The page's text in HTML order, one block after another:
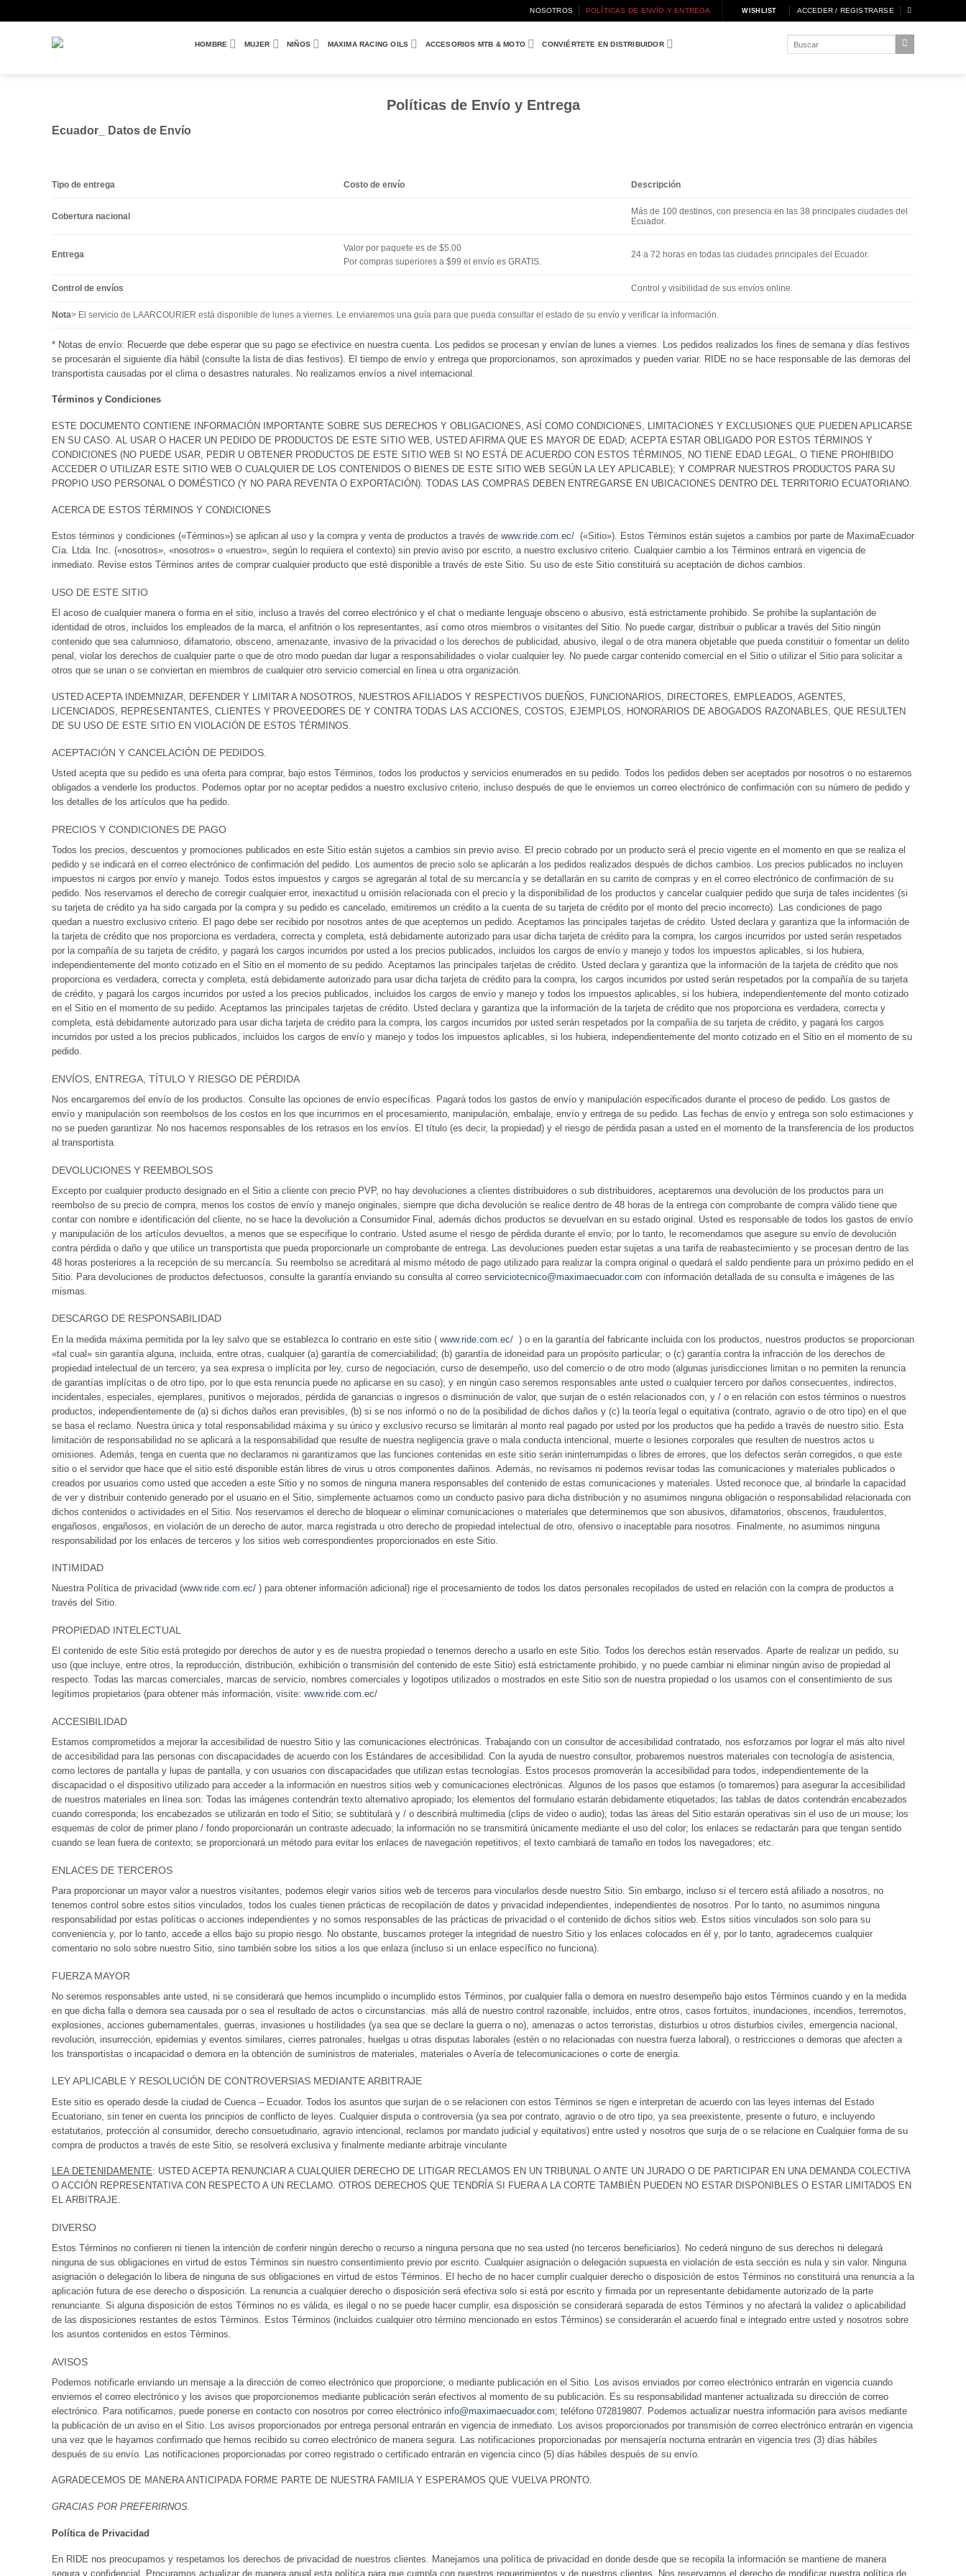
al
NOSOTROS POLÍTICAS DE ENVÍO Y ENTREGA WISHLIST ACCEDER / REGISTRARSE
HOMBRE MUJER NIÑOS MAXIMA RACING OILS ACCESORIOS MTB & MOTO CONVIÉRTETE EN DISTRIBUIDOR
por:
Políticas de Envío y Entrega
Ecuador_ Datos de Envío
Tipo de entrega Costo de envío Descripción
Cobertura nacional
Más de 100 destinos, con presencia en las 38 principales ciudades del
Ecuador.
Entrega
Valor por paquete es de $5.00
Por compras superiores a $99 el envío es GRATIS.
24 a 72 horas en todas las ciudades principales del Ecuador.
Control de envíos Control y visibilidad de sus envíos online.
Nota> El servicio de LAARCOURIER está disponible de lunes a viernes. Le enviaremos una guía para que pueda consultar el estado de su envío y verificar la información.
* Notas de envío: Recuerde que debe esperar que su pago se efectivice en nuestra cuenta. Los pedidos se procesan y envían de lunes a viernes. Los pedidos realizados los fines de semana y días festivos
se procesarán el siguiente día hábil (consulte la lista de días festivos). El tiempo de envío y entrega que proporcionamos, son aproximados y pueden variar. RIDE no se hace responsable de las demoras del
transportista causadas por el clima o desastres naturales. No realizamos envíos a nivel internacional.
Términos y Condiciones
ESTE DOCUMENTO CONTIENE INFORMACIÓN IMPORTANTE SOBRE SUS DERECHOS Y OBLIGACIONES, ASÍ COMO CONDICIONES, LIMITACIONES Y EXCLUSIONES QUE PUEDEN APLICARSE
EN SU CASO. AL USAR O HACER UN PEDIDO DE PRODUCTOS DE ESTE SITIO WEB, USTED AFIRMA QUE ES MAYOR DE EDAD; ACEPTA ESTAR OBLIGADO POR ESTOS TÉRMINOS Y
CONDICIONES (NO PUEDE USAR, PEDIR U OBTENER PRODUCTOS DE ESTE SITIO WEB SI NO ESTÁ DE ACUERDO CON ESTOS TÉRMINOS, NO TIENE EDAD LEGAL, O TIENE PROHIBIDO
ACCEDER O UTILIZAR ESTE SITIO WEB O CUALQUIER DE LOS CONTENIDOS O BIENES DE ESTE SITIO WEB SEGÚN LA LEY APLICABLE); Y COMPRAR NUESTROS PRODUCTOS PARA SU
PROPIO USO PERSONAL O DOMÉSTICO (Y NO PARA REVENTA O EXPORTACIÓN). TODAS LAS COMPRAS DEBEN ENTREGARSE EN UBICACIONES DENTRO DEL TERRITORIO ECUATORIANO.
ACERCA DE ESTOS TÉRMINOS Y CONDICIONES
Estos términos y condiciones («Términos») se aplican al uso y la compra y venta de productos a través de www.ride.com.ec/ («Sitio»). Estos Términos están sujetos a cambios por parte de MaximaEcuador
Cía. Ltda. Inc. («nosotros», «nosotros» o «nuestro», según lo requiera el contexto) sin previo aviso por escrito, a nuestro exclusivo criterio. Cualquier cambio a los Términos entrará en vigencia de
inmediato. Revise estos Términos antes de comprar cualquier producto que esté disponible a través de este Sitio. Su uso de este Sitio constituirá su aceptación de dichos cambios.
USO DE ESTE SITIO
El acoso de cualquier manera o forma en el sitio, incluso a través del correo electrónico y el chat o mediante lenguaje obsceno o abusivo, está estrictamente prohibido. Se prohíbe la suplantación de
identidad de otros, incluidos los empleados de la marca, el anfitrión o los representantes, así como otros miembros o visitantes del Sitio. No puede cargar, distribuir o publicar a través del Sitio ningún
contenido que sea calumnioso, difamatorio, obsceno, amenazante, invasivo de la privacidad o los derechos de publicidad, abusivo, ilegal o de otra manera objetable que pueda constituir o fomentar un delito
penal, violar los derechos de cualquier parte o que de otro modo puedan dar lugar a responsabilidades o violar cualquier ley. No puede cargar contenido comercial en el Sitio o utilizar el Sitio para solicitar a
otros que se unan o se conviertan en miembros de cualquier otro servicio comercial en línea u otra organización.
USTED ACEPTA INDEMNIZAR, DEFENDER Y LIMITAR A NOSOTROS, NUESTROS AFILIADOS Y RESPECTIVOS DUEÑOS, FUNCIONARIOS, DIRECTORES, EMPLEADOS, AGENTES,
LICENCIADOS, REPRESENTANTES, CLIENTES Y PROVEEDORES DE Y CONTRA TODAS LAS ACCIONES, COSTOS, EJEMPLOS, HONORARIOS DE ABOGADOS RAZONABLES, QUE RESULTEN
DE SU USO DE ESTE SITIO EN VIOLACIÓN DE ESTOS TÉRMINOS.
ACEPTACIÓN Y CANCELACIÓN DE PEDIDOS.
Usted acepta que su pedido es una oferta para comprar, bajo estos Términos, todos los productos y servicios enumerados en su pedido. Todos los pedidos deben ser aceptados por nosotros o no estaremos
obligados a venderle los productos. Podemos optar por no aceptar pedidos a nuestro exclusivo criterio, incluso después de que le enviemos un correo electrónico de confirmación con su número de pedido y
los detalles de los artículos que ha pedido.
PRECIOS Y CONDICIONES DE PAGO
Todos los precios, descuentos y promociones publicados en este Sitio están sujetos a cambios sin previo aviso. El precio cobrado por un producto será el precio vigente en el momento en que se realiza el
pedido y se indicará en el correo electrónico de confirmación del pedido. Los aumentos de precio solo se aplicarán a los pedidos realizados después de dichos cambios. Los precios publicados no incluyen
impuestos ni cargos por envío y manejo. Todos estos impuestos y cargos se agregarán al total de su mercancía y se detallarán en su carrito de compras y en el correo electrónico de confirmación de su
pedido. Nos reservamos el derecho de corregir cualquier error, inexactitud u omisión relacionada con el precio y la disponibilidad de los productos y cancelar cualquier pedido que surja de tales incidentes (si
su tarjeta de crédito ya ha sido cargada por la compra y su pedido es cancelado, emitiremos un crédito a la cuenta de su tarjeta de crédito por el monto del precio incorrecto). Las condiciones de pago
quedan a nuestro exclusivo criterio. El pago debe ser recibido por nosotros antes de que aceptemos un pedido. Aceptamos las principales tarjetas de crédito. Usted declara y garantiza que la información de
la tarjeta de crédito que nos proporciona es verdadera, correcta y completa, está debidamente autorizado para usar dicha tarjeta de crédito para la compra, los cargos incurridos por usted serán respetados
por la compañía de su tarjeta de crédito, y pagará los cargos incurridos por usted a los precios publicados, incluidos los cargos de envío y manejo y todos los impuestos aplicables, si los hubiera,
independientemente del monto cotizado en el Sitio en el momento de su pedido. Aceptamos las principales tarjetas de crédito. Usted declara y garantiza que la información de la tarjeta de crédito que nos
proporciona es verdadera, correcta y completa, está debidamente autorizado para usar dicha tarjeta de crédito para la compra, los cargos incurridos por usted serán respetados por la compañía de su tarjeta
de crédito, y pagará los cargos incurridos por usted a los precios publicados, incluidos los cargos de envío y manejo y todos los impuestos aplicables, si los hubiera, independientemente del monto cotizado
en el Sitio en el momento de su pedido. Aceptamos las principales tarjetas de crédito. Usted declara y garantiza que la información de la tarjeta de crédito que nos proporciona es verdadera, correcta y
completa, está debidamente autorizado para usar dicha tarjeta de crédito para la compra, los cargos incurridos por usted serán respetados por la compañía de su tarjeta de crédito, y pagará los cargos
incurridos por usted a los precios publicados, incluidos los cargos de envío y manejo y todos los impuestos aplicables, si los hubiera, independientemente del monto cotizado en el Sitio en el momento de su
pedido.
ENVÍOS, ENTREGA, TÍTULO Y RIESGO DE PÉRDIDA
Nos encargaremos del envío de los productos. Consulte las opciones de envío específicas. Pagará todos los gastos de envío y manipulación especificados durante el proceso de pedido. Los gastos de
envío y manipulación son reembolsos de los costos en los que incurrimos en el procesamiento, manipulación, embalaje, envío y entrega de su pedido. Las fechas de envío y entrega son solo estimaciones y
no se pueden garantizar. No nos hacemos responsables de los retrasos en los envíos. El título (es decir, la propiedad) y el riesgo de pérdida pasan a usted en el momento de la transferencia de los productos
al transportista.
DEVOLUCIONES Y REEMBOLSOS
Excepto por cualquier producto designado en el Sitio a cliente con precio PVP, no hay devoluciones a clientes distribuidores o sub distribuidores, aceptaremos una devolución de los productos para un
reembolso de su precio de compra, menos los costos de envío y manejo originales, siempre que dicha devolución se realice dentro de 48 horas de la entrega con comprobante de compra válido tiene que
contar con nombre e identificación del cliente, no se hace la devolución a Consumidor Final, además dichos productos se devuelvan en su estado original. Usted es responsable de todos los gastos de envío
y manipulación de los artículos devueltos, a menos que se especifique lo contrario. Usted asume el riesgo de pérdida durante el envío; por lo tanto, le recomendamos que asegure su envío de devolución
contra pérdida o daño y que utilice un transportista que pueda proporcionarle un comprobante de entrega. Las devoluciones pueden estar sujetas a una tarifa de reabastecimiento y se procesan dentro de las
48 horas posteriores a la recepción de su mercancía. Su reembolso se acreditará al mismo método de pago utilizado para realizar la compra original o quedará el saldo pendiente para un próximo pedido en el
Sitio. Para devoluciones de productos defectuosos, consulte la garantía enviando su consulta al correo serviciotecnico@maximaecuador.com con información detallada de su consulta e imágenes de las
mismas.
DESCARGO DE RESPONSABILIDAD
En la medida máxima permitida por la ley salvo que se establezca lo contrario en este sitio ( www.ride.com.ec/ ) o en la garantía del fabricante incluida con los productos, nuestros productos se proporcionan
«tal cual» sin garantía alguna, incluida, entre otras, cualquier (a) garantía de comerciabilidad; (b) garantía de idoneidad para un propósito particular; o (c) garantía contra la infracción de los derechos de
propiedad intelectual de un tercero; ya sea expresa o implícita por ley, curso de negociación, curso de desempeño, uso del comercio o de otro modo (algunas jurisdicciones limitan o no permiten la renuncia
de garantías implícitas o de otro tipo, por lo que esta renuncia puede no aplicarse en su caso); y en ningún caso seremos responsables ante usted o cualquier tercero por daños consecuentes, indirectos,
incidentales, especiales, ejemplares, punitivos o mejorados, pérdida de ganancias o ingresos o disminución de valor, que surjan de o estén relacionados con, y / o en relación con estos términos o nuestros
productos, independientemente de (a) si dichos daños eran previsibles, (b) si se nos informó o no de la posibilidad de dichos daños y (c) la teoría legal o equitativa (contrato, agravio o de otro tipo) en el que
se basa el reclamo. Nuestra única y total responsabilidad máxima y su único y exclusivo recurso se limitarán al monto real pagado por usted por los productos que ha pedido a través de nuestro sitio. Esta
limitación de responsabilidad no se aplicará a la responsabilidad que resulte de nuestra negligencia grave o mala conducta intencional, muerte o lesiones corporales que resulten de nuestros actos u
omisiones. Además, tenga en cuenta que no declaramos ni garantizamos que las funciones contenidas en este sitio serán ininterrumpidas o libres de errores, que los defectos serán corregidos, o que este
sitio o el servidor que hace que el sitio esté disponible están libres de virus u otros componentes dañinos. Además, no revisamos ni podemos revisar todas las comunicaciones y materiales publicados o
creados por usuarios como usted que acceden a este Sitio y no somos de ninguna manera responsables del contenido de estas comunicaciones y materiales. Usted reconoce que, al brindarle la capacidad
de ver y distribuir contenido generado por el usuario en el Sitio, simplemente actuamos como un conducto pasivo para dicha distribución y no asumimos ninguna obligación o responsabilidad relacionada con
dichos contenidos o actividades en el Sitio. Nos reservamos el derecho de bloquear o eliminar comunicaciones o materiales que determinemos que son abusivos, difamatorios, obscenos, fraudulentos,
engañosos, engañosos, en violación de un derecho de autor, marca registrada u otro derecho de propiedad intelectual de otro, ofensivo o inaceptable para nosotros. Finalmente, no asumimos ninguna
responsabilidad por los enlaces de terceros y los sitios web correspondientes proporcionados en este Sitio.
INTIMIDAD
Nuestra Política de privacidad (www.ride.com.ec/ ) para obtener información adicional) rige el procesamiento de todos los datos personales recopilados de usted en relación con la compra de productos a
través del Sitio.
PROPIEDAD INTELECTUAL
El contenido de este Sitio está protegido por derechos de autor y es de nuestra propiedad o tenemos derecho a usarlo en este Sitio. Todos los derechos están reservados. Aparte de realizar un pedido, su
uso (que incluye, entre otros, la reproducción, distribución, exhibición o transmisión del contenido de este Sitio) está estrictamente prohibido, y no puede cambiar ni eliminar ningún aviso de propiedad al
respecto. Todas las marcas comerciales, marcas de servicio, nombres comerciales y logotipos utilizados o mostrados en este Sitio son de nuestra propiedad o los usamos con el consentimiento de sus
legítimos propietarios (para obtener más información, visite: www.ride.com.ec/
ACCESIBILIDAD
Estamos comprometidos a mejorar la accesibilidad de nuestro Sitio y las comunicaciones electrónicas. Trabajando con un consultor de accesibilidad contratado, nos esforzamos por lograr el más alto nivel
de accesibilidad para las personas con discapacidades de acuerdo con los Estándares de accesibilidad. Con la ayuda de nuestro consultor, probaremos nuestros materiales con tecnología de asistencia,
como lectores de pantalla y lupas de pantalla, y con usuarios con discapacidades que utilizan estas tecnologías. Estos procesos promoverán la accesibilidad para todos, independientemente de la
discapacidad o el dispositivo utilizado para acceder a la información en nuestros sitios web y comunicaciones electrónicas. Algunos de los pasos que estamos (o tomaremos) para asegurar la accesibilidad
de nuestros materiales en línea son: Todas las imágenes contendrán texto alternativo apropiado; los elementos del formulario estarán debidamente etiquetados; las tablas de datos contendrán encabezados
cuando corresponda; los encabezados se utilizarán en todo el Sitio; se subtitulará y / o describirá multimedia (clips de video o audio); todas las áreas del Sitio estarán operativas sin el uso de un mouse; los
esquemas de color de primer plano / fondo proporcionarán un contraste adecuado; la información no se transmitirá únicamente mediante el uso del color; los enlaces se redactarán para que tengan sentido
cuando se lean fuera de contexto; se proporcionará un método para evitar los enlaces de navegación repetitivos; el texto cambiará de tamaño en todos los navegadores; etc.
ENLACES DE TERCEROS
Para proporcionar un mayor valor a nuestros visitantes, podemos elegir varios sitios web de terceros para vincularlos desde nuestro Sitio. Sin embargo, incluso si el tercero está afiliado a nosotros, no
tenemos control sobre estos sitios vinculados, todos los cuales tienen prácticas de recopilación de datos y privacidad independientes, independientes de nosotros. Por lo tanto, no asumimos ninguna
responsabilidad por estas políticas o acciones independientes y no somos responsables de las prácticas de privacidad o el contenido de dichos sitios web. Estos sitios vinculados son solo para su
conveniencia y, por lo tanto, accede a ellos bajo su propio riesgo. No obstante, buscamos proteger la integridad de nuestro Sitio y los enlaces colocados en él y, por lo tanto, agradecemos cualquier
comentario no solo sobre nuestro Sitio, sino también sobre los sitios a los que enlaza (incluso si un enlace específico no funciona).
FUERZA MAYOR
No seremos responsables ante usted, ni se considerará que hemos incumplido o incumplido estos Términos, por cualquier falla o demora en nuestro desempeño bajo estos Términos cuando y en la medida
en que dicha falla o demora sea causada por o sea el resultado de actos o circunstancias. más allá de nuestro control razonable, incluidos, entre otros, casos fortuitos, inundaciones, incendios, terremotos,
explosiones, acciones gubernamentales, guerras, invasiones u hostilidades (ya sea que se declare la guerra o no), amenazas o actos terroristas, disturbios u otros disturbios civiles, emergencia nacional,
revolución, insurrección, epidemias y eventos similares, cierres patronales, huelgas u otras disputas laborales (estén o no relacionadas con nuestra fuerza laboral), o restricciones o demoras que afecten a
los transportistas o incapacidad o demora en la obtención de suministros de materiales, materiales o Avería de telecomunicaciones o corte de energía.
LEY APLICABLE Y RESOLUCIÓN DE CONTROVERSIAS MEDIANTE ARBITRAJE
Este sitio es operado desde la ciudad de Cuenca – Ecuador. Todos los asuntos que surjan de o se relacionen con estos Términos se rigen e interpretan de acuerdo con las leyes internas del Estado
Ecuatoriano, sin tener en cuenta los principios de conflicto de leyes. Cualquier disputa o controversia (ya sea por contrato, agravio o de otro tipo, ya sea preexistente, presente o futuro, e incluyendo
estatutarios, protección al consumidor, derecho consuetudinario, agravio intencional, reclamos por mandato judicial y equitativos) entre usted y nosotros que surja de o se relacione en Cualquier forma de su
compra de productos a través de este Sitio, se resolverá exclusiva y finalmente mediante arbitraje vinculante
LEA DETENIDAMENTE: USTED ACEPTA RENUNCIAR A CUALQUIER DERECHO DE LITIGAR RECLAMOS EN UN TRIBUNAL O ANTE UN JURADO O DE PARTICIPAR EN UNA DEMANDA COLECTIVA
O ACCIÓN REPRESENTATIVA CON RESPECTO A UN RECLAMO. OTROS DERECHOS QUE TENDRÍA SI FUERA A LA CORTE TAMBIÉN PUEDEN NO ESTAR DISPONIBLES O ESTAR LIMITADOS EN
EL ARBITRAJE.
DIVERSO
Estos Términos no confieren ni tienen la intención de conferir ningún derecho o recurso a ninguna persona que no sea usted (no terceros beneficiarios). No cederá ninguno de sus derechos ni delegará
ninguna de sus obligaciones en virtud de estos Términos sin nuestro consentimiento previo por escrito. Cualquier asignación o delegación supuesta en violación de esta sección es nula y sin valor. Ninguna
asignación o delegación lo libera de ninguna de sus obligaciones en virtud de estos Términos. El hecho de no hacer cumplir cualquier derecho o disposición de estos Términos no constituirá una renuncia a la
aplicación futura de ese derecho o disposición. La renuncia a cualquier derecho o disposición será efectiva solo si está por escrito y firmada por un representante debidamente autorizado de la parte
renunciante. Si alguna disposición de estos Términos no es válida, es ilegal o no se puede hacer cumplir, esa disposición se considerará separada de estos Términos y no afectará la validez o aplicabilidad
de las disposiciones restantes de estos Términos. Estos Términos (incluidos cualquier otro término mencionado en estos Términos) se considerarán el acuerdo final e integrado entre usted y nosotros sobre
los asuntos contenidos en estos Términos.
AVISOS
Podemos notificarle enviando un mensaje a la dirección de correo electrónico que proporcione; o mediante publicación en el Sitio. Los avisos enviados por correo electrónico entrarán en vigencia cuando
enviemos el correo electrónico y los avisos que proporcionemos mediante publicación serán efectivos al momento de su publicación. Es su responsabilidad mantener actualizada su dirección de correo
electrónico. Para notificarnos, puede ponerse en contacto con nosotros por correo electrónico info@maximaecuador.com; teléfono 072819807. Podemos actualizar nuestra información para avisos mediante
la publicación de un aviso en el Sitio. Los avisos proporcionados por entrega personal entrarán en vigencia de inmediato. Los avisos proporcionados por transmisión de correo electrónico entrarán en vigencia
una vez que le hayamos confirmado que hemos recibido su correo electrónico de manera segura. Las notificaciones proporcionadas por mensajería nocturna entrarán en vigencia tres (3) días hábiles
después de su envío. Las notificaciones proporcionadas por correo registrado o certificado entrarán en vigencia cinco (5) días hábiles después de su envío.
AGRADECEMOS DE MANERA ANTICIPADA FORME PARTE DE NUESTRA FAMILIA Y ESPERAMOS QUE VUELVA PRONTO.
GRACIAS POR PREFERIRNOS.
Política de Privacidad
En RIDE nos preocupamos y respetamos los derechos de privacidad de nuestros clientes. Manejamos una política de privacidad en donde desde que se recopila la información se mantiene de manera
segura y confidencial. Procuramos actualizar de manera anual esta política para que cumpla con nuestros requerimientos y de nuestros clientes. Nos reservamos el derecho de modificar nuestra política de